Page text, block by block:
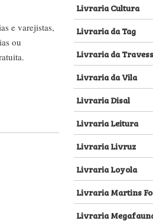
e varejistas,
ou
Livraria Cultura
Livraria da Tag
Livraria da
Livraria da Vila
Livraria Disal
Livraria Leitura
Livraria Livruz
Livraria Loyola
Livraria Martins
Livraria